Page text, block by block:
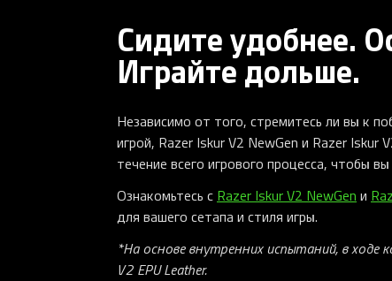
Сидите удобнее.
Играйте дольше.
Независимо от того, стремитесь ли вы к
игрой, Razer Iskur V2 NewGen и Razer
течение всего игрового процесса, чтобы
Ознакомьтесь с Razer Iskur V2 NewGen и
для вашего сетапа и стиля игры.
*На основе внутренних испытаний, в ходе
V2 EPU Leather.